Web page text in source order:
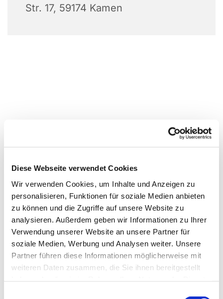
Diese Webseite verwendet Cookies
Wir verwenden Cookies, um Inhalte und Anzeigen zu
personalisieren, Funktionen für soziale Medien anbieten
zu können und die Zugriffe auf unsere Website zu
analysieren. Außerdem geben wir Informationen zu Ihrer
Verwendung unserer Website an unsere Partner für
soziale Medien, Werbung und Analysen weiter. Unsere
Partner führen diese Informationen möglicherweise mit
weiteren Daten zusammen, die Sie ihnen bereitgestellt
Str. 17, 59174 Kamen
Dies könnte Sie auch
interessieren